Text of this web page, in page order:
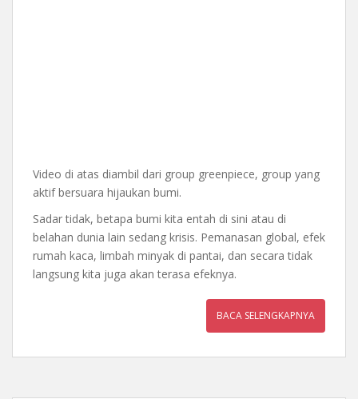
Video di atas diambil dari group greenpiece, group yang
aktif bersuara hijaukan bumi.
Sadar tidak, betapa bumi kita entah di sini atau di
belahan dunia lain sedang krisis. Pemanasan global, efek
rumah kaca, limbah minyak di pantai, dan secara tidak
langsung kita juga akan terasa efeknya.
BACA SELENGKAPNYA